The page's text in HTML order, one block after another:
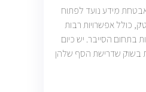
מידע נועד לפתוח
כולל אפשרויות רבות
בתחום הסייבר. יש כיום
בשוק שדרישת הסף שלהן